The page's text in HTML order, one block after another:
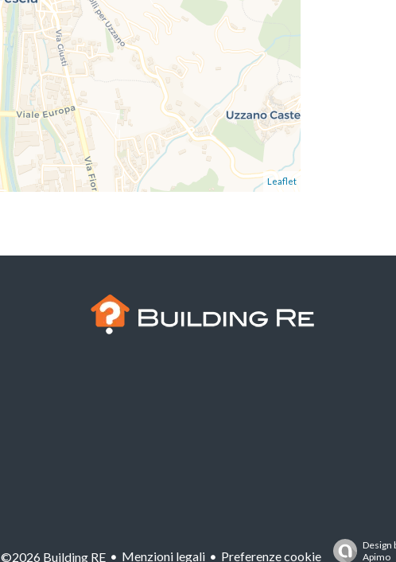
Leaflet
©2026 Building RE Menzioni legali Preferenze cookie
Design
Apimo